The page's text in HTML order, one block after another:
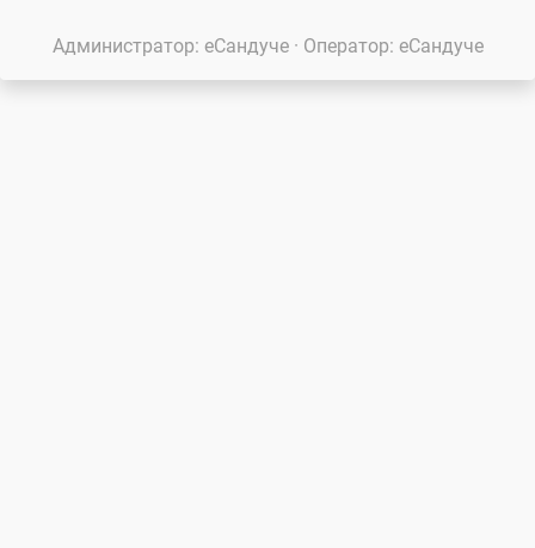
Администратор: еСандуче · Оператор: еСандуче